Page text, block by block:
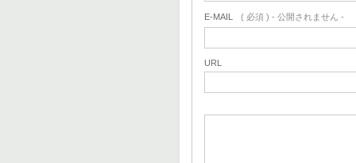
E-MAIL ( 必須 ) - 公開されません -
URL